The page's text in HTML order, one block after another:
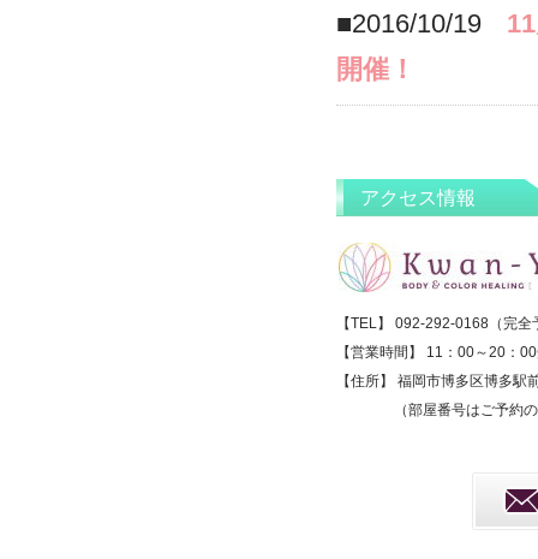
■2016/10/19
開催！
アクセス情報
【TEL】 092-292-0168（完全
【営業時間】 11：00～20：
【住所】 福岡市博多区博多
（部屋番号はご予約の